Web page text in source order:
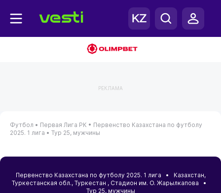
РЕКЛАМА
Футбол • Первая Лига РК • Первенство Казахстана по футболу
2025. 1 лига • Тур 25, мужчины
Первенство Казахстана по футболу 2025. 1 лига • Казахстан,
Туркестанская обл., Туркестан , Стадион им. О. Жарылкапова •
Тур 25, мужчины